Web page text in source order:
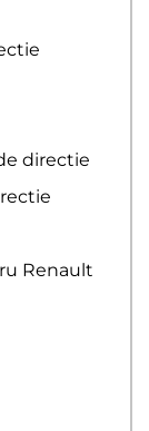
directie
Renault